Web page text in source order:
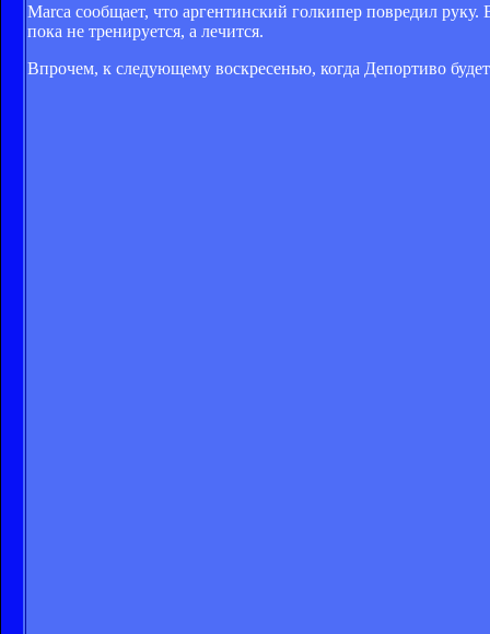
Marca сообщает, что аргентинский голкипер повредил
пока не тренируется, а лечится.
Впрочем, к следующему воскресенью, когда Депортиво